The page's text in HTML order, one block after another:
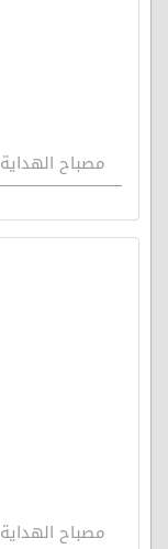
مصباح الهداية 302 - الفرار إلى الله تعالى
مصباح الهداية 301 - سماع الله تعالى عبده